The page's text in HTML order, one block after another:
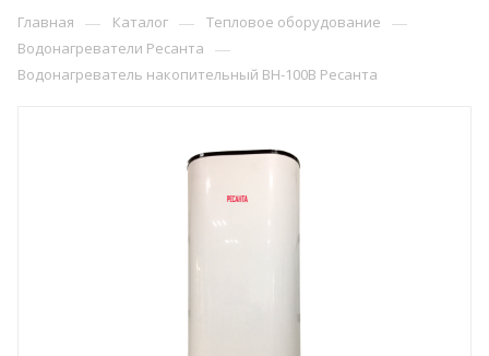
Главная — Каталог — Тепловое оборудование —
Водонагреватели Ресанта —
Водонагреватель накопительный ВН-100В Ресанта